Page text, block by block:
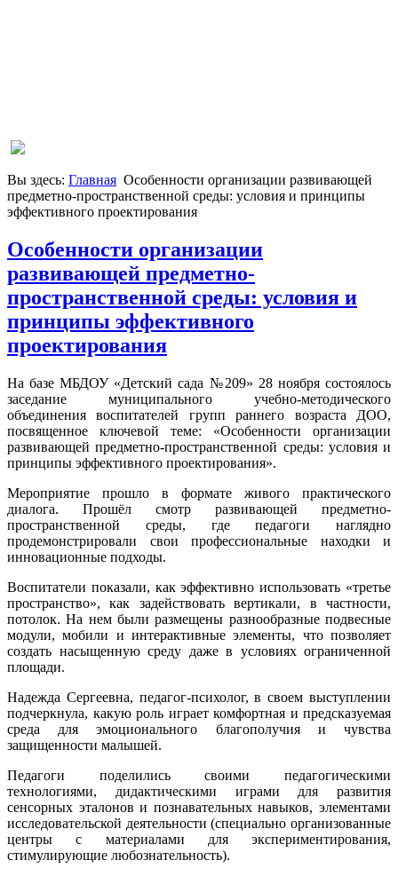
Вы здесь: Главная Особенности организации развивающей
предметно-пространственной среды: условия и принципы
эффективного проектирования
Особенности организации
развивающей предметно-
пространственной среды: условия и
принципы эффективного
проектирования
На базе МБДОУ «Детский сада №209» 28 ноября состоялось
заседание муниципального учебно-методического
объединения воспитателей групп раннего возраста ДОО,
посвященное ключевой теме: «Особенности организации
развивающей предметно-пространственной среды: условия и
принципы эффективного проектирования».
Мероприятие прошло в формате живого практического
диалога. Прошёл смотр развивающей предметно-
пространственной среды, где педагоги наглядно
продемонстрировали свои профессиональные находки и
инновационные подходы.
Воспитатели показали, как эффективно использовать «третье
пространство», как задействовать вертикали, в частности,
потолок. На нем были размещены разнообразные подвесные
модули, мобили и интерактивные элементы, что позволяет
создать насыщенную среду даже в условиях ограниченной
площади.
Надежда Сергеевна, педагог-психолог, в своем выступлении
подчеркнула, какую роль играет комфортная и предсказуемая
среда для эмоционального благополучия и чувства
защищенности малышей.
Педагоги поделились своими педагогическими
технологиями, дидактическими играми для развития
сенсорных эталонов и познавательных навыков, элементами
исследовательской деятельности (специально организованные
центры с материалами для экспериментирования,
стимулирующие любознательность).